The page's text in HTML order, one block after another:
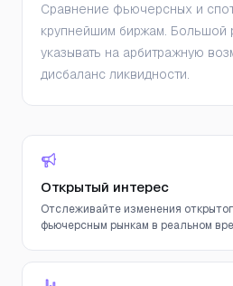
Сравнение фьючерсных и
крупнейшим биржам. Большой
указывать на арбитражную
дисбаланс ликвидности.
Открытый интерес
Отслеживайте изменения
фьючерсным рынкам в реальном